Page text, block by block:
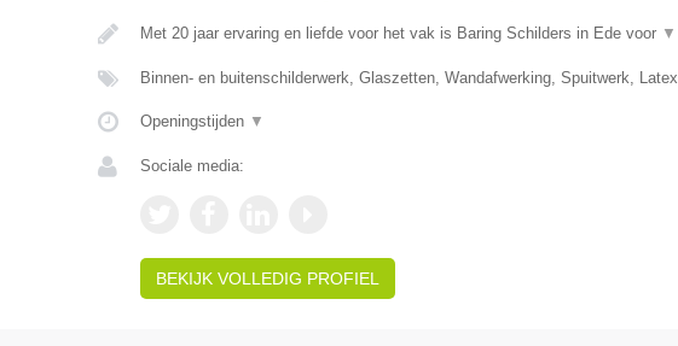
Met 20 jaar ervaring en liefde voor het vak is Baring Schilders in Ede voor ▼
Binnen- en buitenschilderwerk, Glaszetten, Wandafwerking, Spuitwerk, Latex
Openingstijden ▼
Sociale media:
BEKIJK VOLLEDIG PROFIEL